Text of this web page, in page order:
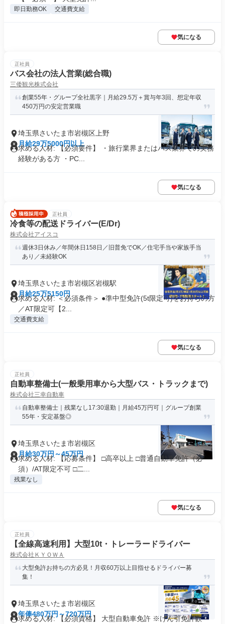
即日勤務OK 交通費支給
気になる
正社員
バス会社の法人営業(総合職)
三倭観光株式会社
創業55年・グループ全社黒字｜月給29.5万＋賞与年3回、想定年収
450万円の安定営業職
埼玉県さいたま市岩槻区上野
月給29万5000円以上
求める人材: 【必須要件】 ・旅行業界またはバス業界での実務
経験がある方 ・PC...
気になる
正社員
冷食等の配送ドライバー(E/Dr)
株式会社アイスコ
週休3日休み／年間休日158日／旧普免でOK／住宅手当や家族手当
あり／未経験OK
埼玉県さいたま市岩槻区岩槻駅
月給25万5150円
求める人材: ＜必須条件＞ ●準中型免許(5t限定可)をお持ちの方
／AT限定可【2...
交通費支給
気になる
正社員
自動車整備士(一般乗用車から大型バス・トラックまで)
株式会社三幸自動車
自動車整備士｜残業なし17:30退勤｜月給45万円可｜グループ創業
55年・安定基盤◎
埼玉県さいたま市岩槻区
月給30万円～45万円
求める人材: 【応募条件】 □高卒以上 □普通自動車免許（必
須）/AT限定不可 □二...
残業なし
気になる
正社員
【全線高速利用】大型10t・トレーラードライバー
株式会社ＫＹＯＷＡ
大型免許お持ちの方必見！月収60万以上目指せるドライバー募
集！
埼玉県さいたま市岩槻区
年俸480万円～720万円
求める人材: 【必須資格】 大型自動車免許 ※けん引免許歓